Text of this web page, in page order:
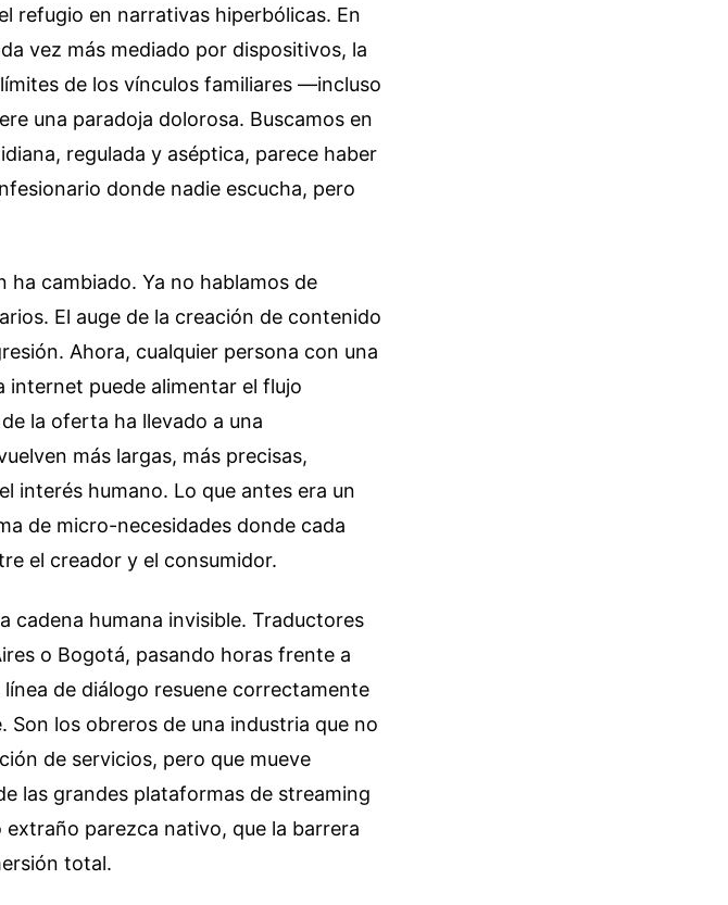
refugio en narrativas hiperbólicas. En
vez más mediado por dispositivos, la
de los vínculos familiares —incluso
una paradoja dolorosa. Buscamos en
regulada y aséptica, parece haber
donde nadie escucha, pero
cambiado. Ya no hablamos de
El auge de la creación de contenido
Ahora, cualquier persona con una
internet puede alimentar el flujo
la oferta ha llevado a una
más largas, más precisas,
interés humano. Lo que antes era un
de micro-necesidades donde cada
el creador y el consumidor.
cadena humana invisible. Traductores
o Bogotá, pasando horas frente a
de diálogo resuene correctamente
los obreros de una industria que no
de servicios, pero que mueve
las grandes plataformas de streaming
parezca nativo, que la barrera
total.